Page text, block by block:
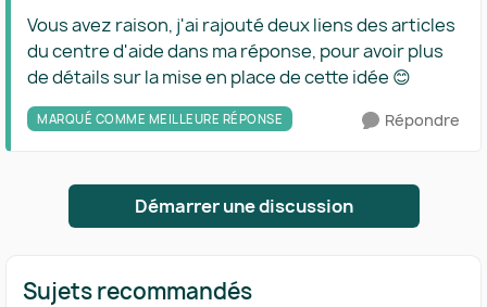
Vous avez raison, j'ai rajouté deux liens des articles
du centre d'aide dans ma réponse, pour avoir plus
de détails sur la mise en place de cette idée 😊
MARQUÉ COMME MEILLEURE RÉPONSE Répondre
Démarrer une discussion
Sujets recommandés